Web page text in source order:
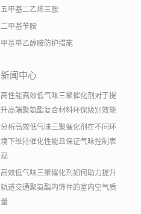
五甲基二乙烯三胺
二甲基苄胺
甲基单乙醇胺防护措施
新闻中心
高性能高效低气味三聚催化剂对于提
升高端聚氨酯复合材料环保级别效能
分析高效低气味三聚催化剂在不同环
境下维持催化性能且保证气味控制表
现
高效低气味三聚催化剂如何助力提升
轨道交通聚氨酯内饰件的室内空气质
量